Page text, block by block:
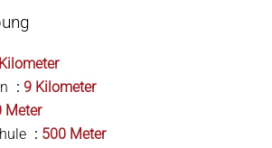
9 Kilometer
Meter
500 Meter